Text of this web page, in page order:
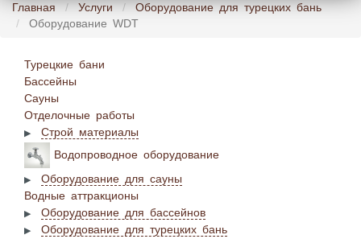
Главная
Услуги
Оборудование для турецких бань
Оборудование WDT
Турецкие бани
Бассейны
Сауны
Отделочные работы
Строй материалы
Водопроводное оборудование
Оборудование для сауны
Водные аттракционы
Оборудование для бассейнов
Оборудование для турецких бань